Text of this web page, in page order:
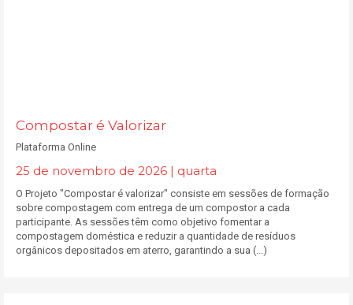
Compostar é Valorizar
Plataforma Online
25 de novembro de 2026 | quarta
O Projeto "Compostar é valorizar" consiste em sessões de formação
sobre compostagem com entrega de um compostor a cada
participante. As sessões têm como objetivo fomentar a
compostagem doméstica e reduzir a quantidade de resíduos
orgânicos depositados em aterro, garantindo a sua (...)